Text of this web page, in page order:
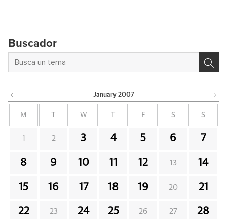
Buscador
January 2007
M W F S S
1 2 3 4 5 6 7
8 9 10 11 12 13 14
15 16 17 18 19 20 21
22 23 24 25 26 27 28